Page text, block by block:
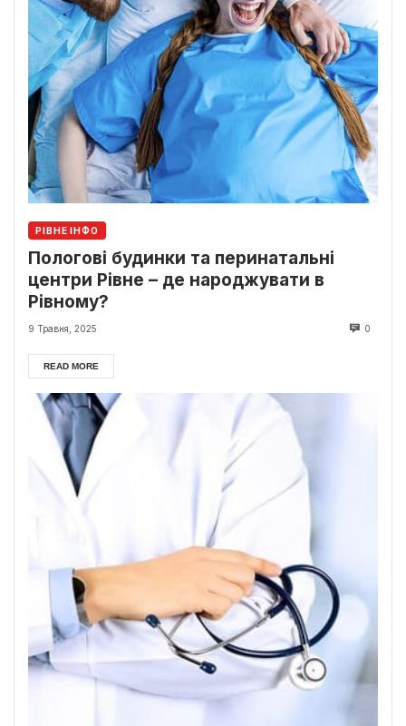
РІВНЕ ІНФО
Пологові будинки та перинатальні
центри Рівне – де народжувати в
Рівному?
9 Травня, 2025 0
READ MORE